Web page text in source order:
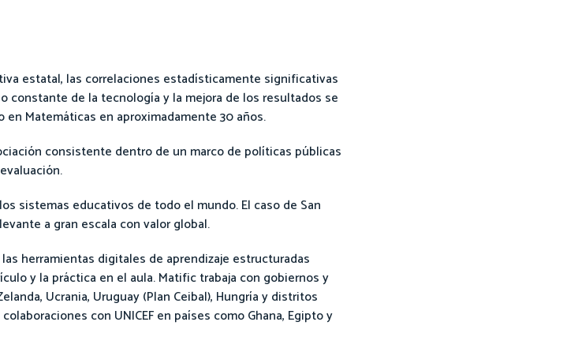
estatal, las correlaciones estadísticamente significativas
constante de la tecnología y la mejora de los resultados se
Matemáticas en aproximadamente 30 años.
consistente dentro de un marco de políticas públicas
sistemas educativos de todo el mundo. El caso de San
a gran escala con valor global.
herramientas digitales de aprendizaje estructuradas
y la práctica en el aula. Matific trabaja con gobiernos y
Ucrania, Uruguay (Plan Ceibal), Hungría y distritos
con UNICEF en países como Ghana, Egipto y